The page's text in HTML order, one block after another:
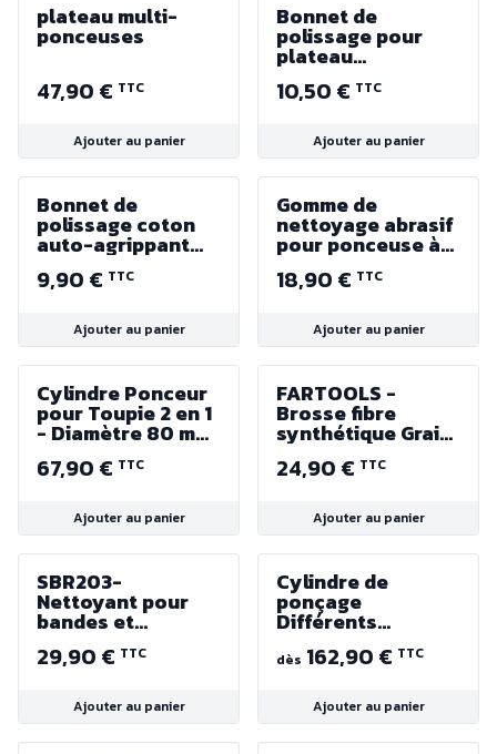
plateau multi-
ponceuses
47,90 € TTC
Ajouter au panier
Bonnet de
polissage pour
plateau
caoutchouc
10,50 € TTC
Ajouter au panier
Bonnet de
polissage coton
auto-agrippant
ø125 mm
9,90 € TTC
Ajouter au panier
Gomme de
nettoyage abrasif
pour ponceuse à
bande ou
ponceuse à disque
lapidaire)
18,90 € TTC
Ajouter au panier
Cylindre Ponceur
pour Toupie 2 en 1
- Diamètre 80 mm
- Alésage 30 ou 50
- LE RAVAGEUR
67,90 € TTC
Ajouter au panier
FARTOOLS -
Brosse fibre
synthétique Grain
240 et lamelles
Grain 120
24,90 € TTC
Ajouter au panier
SBR203-
Nettoyant pour
bandes et
manchons
abrasifs
29,90 € TTC
Ajouter au panier
Cylindre de
ponçage
Différents
diamètres au
choix - Hauteur
30 - HOLZMANN
dès 162,90 € TTC
Ajouter au panier